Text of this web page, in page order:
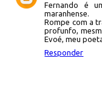
Fernando é
maranhense.
Rompe com a
profunfo,
Evoé, meu
Responder